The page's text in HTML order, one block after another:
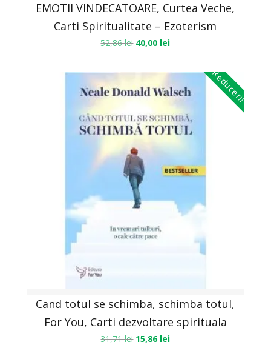
EMOTII VINDECATOARE, Curtea Veche,
Carti Spiritualitate – Ezoterism
52,86lei 40,00 lei
Reduceri!
Cand totul se schimba, schimba totul,
For You, Carti dezvoltare spirituala
31,71lei 15,86 lei